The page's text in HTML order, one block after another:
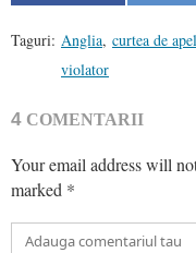
Taguri: Anglia, curtea de
violator
4 COMENTARII
Your email address will
marked *